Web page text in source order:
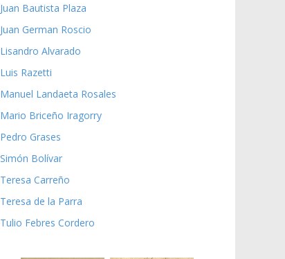
Juan Bautista Plaza
Juan German Roscio
Lisandro Alvarado
Luis Razetti
Manuel Landaeta Rosales
Mario Briceño Iragorry
Pedro Grases
Simón Bolívar
Teresa Carreño
Teresa de la Parra
Tulio Febres Cordero